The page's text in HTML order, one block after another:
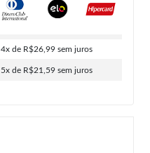
4x de R$26,99 sem juros
5x de R$21,59 sem juros